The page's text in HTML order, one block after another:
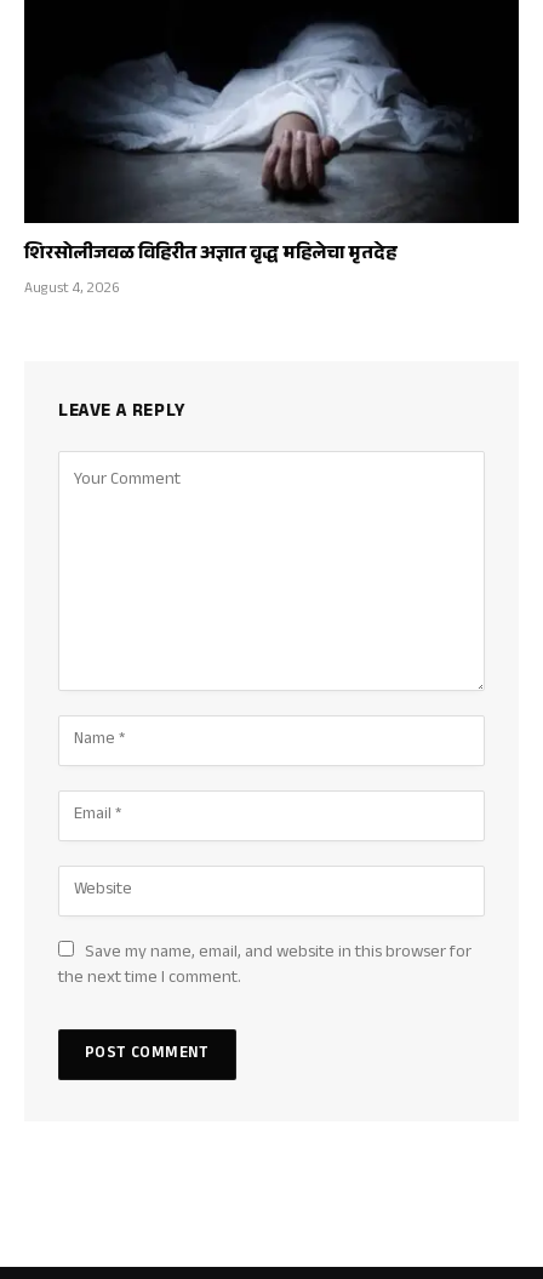
शिरसोलीजवळ विहिरीत अज्ञात वृद्ध महिलेचा मृतदेह
August 4, 2026
LEAVE A REPLY
Save my name, email, and website in this browser for
the next time I comment.